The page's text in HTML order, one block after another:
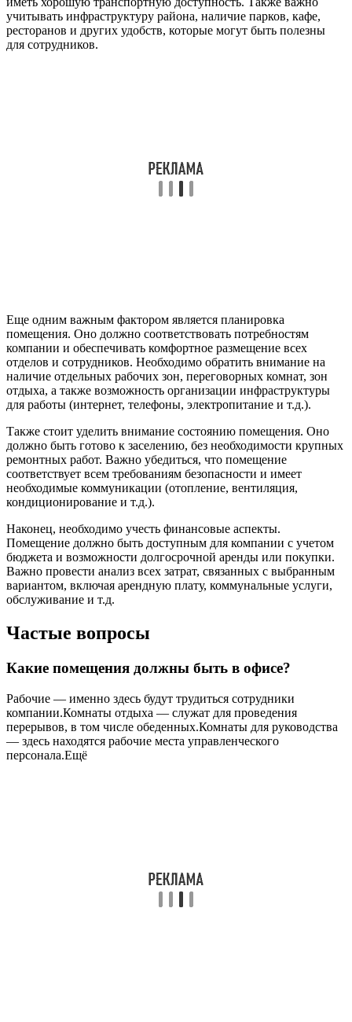
учитывать инфраструктуру района, наличие парков, кафе,
ресторанов и других удобств, которые могут быть полезны
для сотрудников.
Еще одним важным фактором является планировка
помещения. Оно должно соответствовать потребностям
компании и обеспечивать комфортное размещение всех
отделов и сотрудников. Необходимо обратить внимание на
наличие отдельных рабочих зон, переговорных комнат, зон
отдыха, а также возможность организации инфраструктуры
для работы (интернет, телефоны, электропитание и т.д.).
Также стоит уделить внимание состоянию помещения. Оно
должно быть готово к заселению, без необходимости крупных
ремонтных работ. Важно убедиться, что помещение
соответствует всем требованиям безопасности и имеет
необходимые коммуникации (отопление, вентиляция,
кондиционирование и т.д.).
Наконец, необходимо учесть финансовые аспекты.
Помещение должно быть доступным для компании с учетом
бюджета и возможности долгосрочной аренды или покупки.
Важно провести анализ всех затрат, связанных с выбранным
вариантом, включая арендную плату, коммунальные услуги,
обслуживание и т.д.
Частые вопросы
Какие помещения должны быть в офисе?
Рабочие — именно здесь будут трудиться сотрудники
компании.Комнаты отдыха — служат для проведения
перерывов, в том числе обеденных.Комнаты для руководства
— здесь находятся рабочие места управленческого
персонала.Ещё